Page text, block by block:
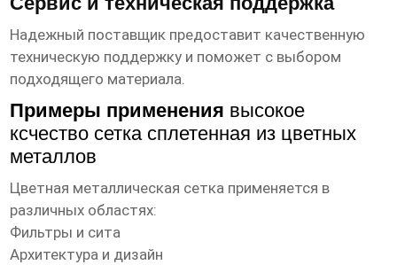
Надежный поставщик предоставит качественную
техническую поддержку и поможет с выбором
подходящего материала.
Примеры применения высокое
ксчество сетка сплетенная из цветных
металлов
Цветная металлическая сетка применяется в
различных областях:
Фильтры и сита
Архитектура и дизайн